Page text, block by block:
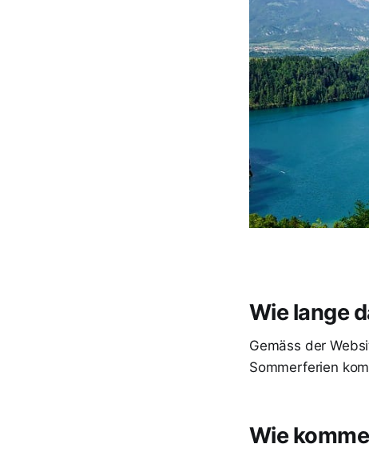
Wie lange
Gemäss der
Sommerferien
Wie